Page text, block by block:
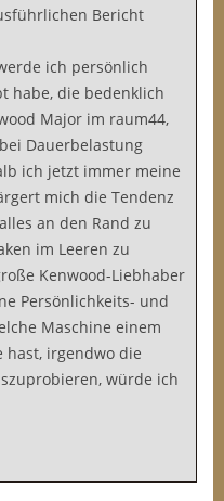
Bericht
ich persönlich
habe, die bedenklich
Major im raum44,
Dauerbelastung
ich jetzt immer meine
mich die Tendenz
an den Rand zu
im Leeren zu
Kenwood-Liebhaber
Persönlichkeits- und
Maschine einem
hast, irgendwo die
würde ich